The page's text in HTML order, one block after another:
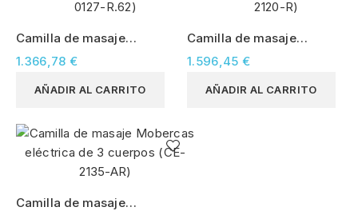
Camilla de masaje
Mobercas eléctrica de 2
cuerpos (CE-0127-R.62)
1.366,78 €
AÑADIR AL CARRITO
Camilla de masaje
Moberca eléctrica de 2
cuerpos (CE-2120-R)
1.596,45 €
AÑADIR AL CARRITO
Camilla de masaje